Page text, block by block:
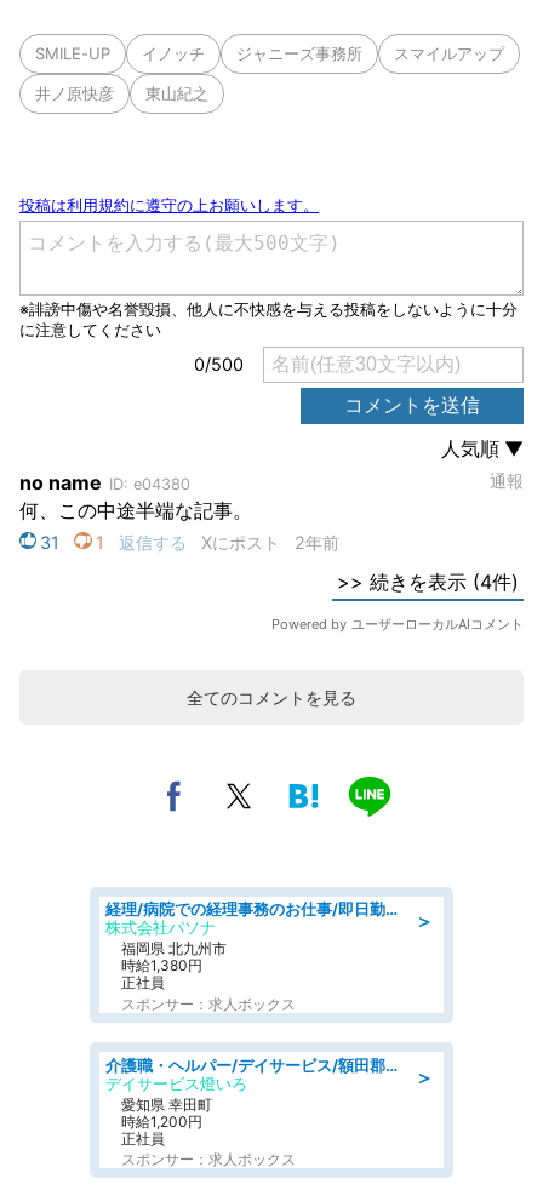
SMILE-UP イノッチ ジャニーズ事務所 スマイルアップ
井ノ原快彦 東山紀之
全てのコメントを見る
＞
経理/病院での経理事務のお仕事/即日勤務可/車通勤可/経理/一般事務
株式会社パソナ
福岡県 北九州市
時給1,380円
正社員
スポンサー：求人ボックス
＞
介護職・ヘルパー/デイサービス/額田郡幸田町/JR東海道本線 幸田/愛知県
デイサービス燈いろ
愛知県 幸田町
時給1,200円
正社員
スポンサー：求人ボックス